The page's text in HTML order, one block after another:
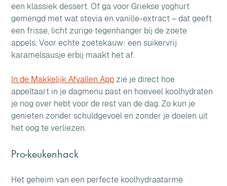
een klassiek dessert. Of ga voor Griekse yoghurt
gemengd met wat stevia en vanille-extract – dat geeft
een frisse, licht zurige tegenhanger bij de zoete
appels. Voor echte zoetekauw: een suikervrij
karamelsausje erbij maakt het af.
In de Makkelijk Afvallen App zie je direct hoe
appeltaart in je dagmenu past en hoeveel koolhydraten
je nog over hebt voor de rest van de dag. Zo kun je
genieten zonder schuldgevoel en zonder je doelen uit
het oog te verliezen.
Pro-keukenhack
Het geheim van een perfecte koolhydraatarme